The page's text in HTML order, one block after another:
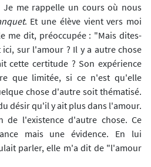
me rappelle un cours où nous
. Et une élève vient vers moi
me dit, préoccupée : "Mais dites-
sur l'amour ? Il y a autre chose
cette certitude ? Son expérience
que limitée, si ce n'est qu'elle
chose d'autre soit thématisé.
désir qu'il y ait plus dans l'amour.
de l'existence d'autre chose. Ce
mais une évidence. En lui
parler, elle m'a dit de "l'amour